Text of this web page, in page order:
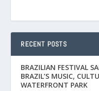
RECENT POSTS
BRAZILIAN FESTIVAL
BRAZIL’S MUSIC,
WATERFRONT PARK